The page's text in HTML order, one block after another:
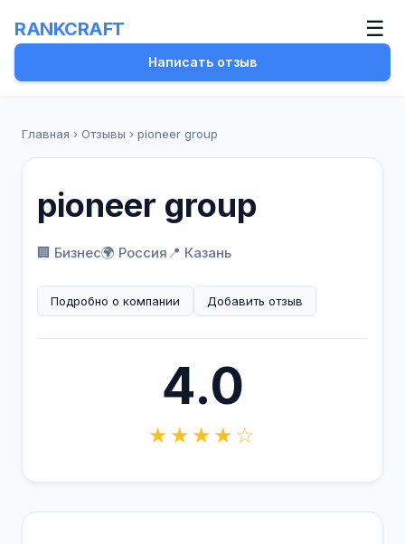
RANKCRAFT ☰
Написать отзыв
Главная › Отзывы › pioneer group
pioneer group
🏢 Бизнес🌍 Россия📍 Казань
Подробно о компании Добавить отзыв
4.0
★★★★☆